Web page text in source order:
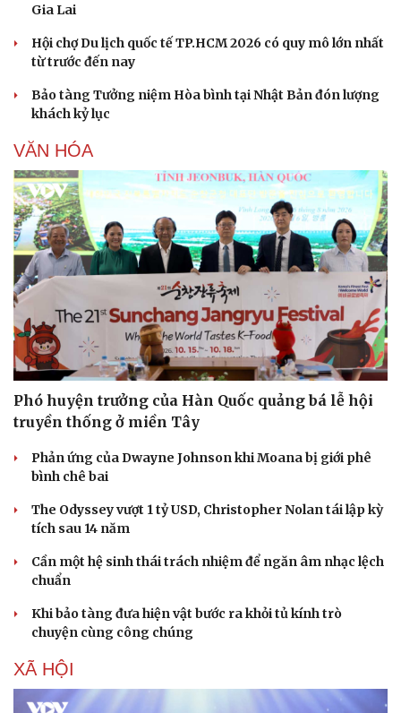
Gia Lai
Hội chợ Du lịch quốc tế TP.HCM 2026 có quy mô lớn nhất
từ trước đến nay
Bảo tàng Tưởng niệm Hòa bình tại Nhật Bản đón lượng
khách kỷ lục
VĂN HÓA
Phó huyện trưởng của Hàn Quốc quảng bá lễ hội
truyền thống ở miền Tây
Phản ứng của Dwayne Johnson khi Moana bị giới phê
bình chê bai
The Odyssey vượt 1 tỷ USD, Christopher Nolan tái lập kỳ
tích sau 14 năm
Cần một hệ sinh thái trách nhiệm để ngăn âm nhạc lệch
chuẩn
Khi bảo tàng đưa hiện vật bước ra khỏi tủ kính trò
chuyện cùng công chúng
XÃ HỘI